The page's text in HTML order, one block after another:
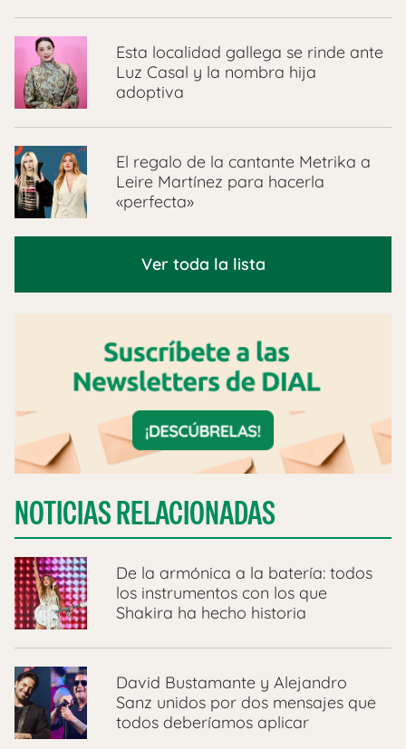
Esta localidad gallega se rinde ante
Luz Casal y la nombra hija
adoptiva
El regalo de la cantante Metrika a
Leire Martínez para hacerla
«perfecta»
Ver toda la lista
NOTICIAS RELACIONADAS
De la armónica a la batería: todos
los instrumentos con los que
Shakira ha hecho historia
David Bustamante y Alejandro
Sanz unidos por dos mensajes que
todos deberíamos aplicar